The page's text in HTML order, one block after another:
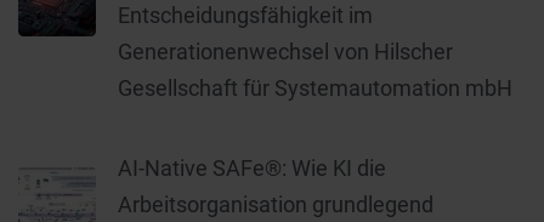
Entscheidungsfähigkeit im
Generationenwechsel von Hilscher
Gesellschaft für Systemautomation mbH
AI-Native SAFe®: Wie KI die
Arbeitsorganisation grundlegend